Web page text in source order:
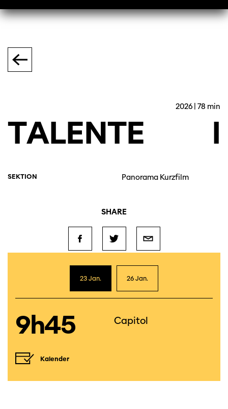
2026 | 78 min
TALENTE I
SEKTION Panorama Kurzfilm
SHARE
23 Jan. 26 Jan.
9h45 Capitol
Kalender